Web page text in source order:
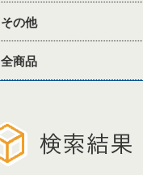
その他
全商品